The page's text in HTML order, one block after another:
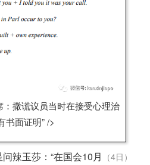
撒谎议员当时在接受心理治
书面证明” />
辣玉莎：“在国会10月 （4日）